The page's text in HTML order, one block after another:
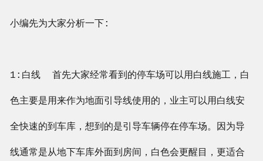
小编先为大家分析一下:
1:白线 首先大家经常看到的停车场可以用白线施工，白
色主要是用来作为地面引导线使用的，业主可以用白线安
全快速的到车库，想到的是引导车辆停在停车场。因为导
线通常是从地下车库外面到房间，白色会更醒目，更适合